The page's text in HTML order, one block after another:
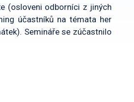
(osloveni odborníci z jiných
účastníků na témata her
Semináře se zúčastnilo